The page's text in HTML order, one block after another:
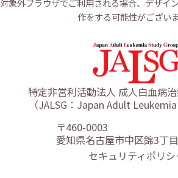
対象外ブラウザでご利用される場合、デザイ
作をする可能性がございま
特定非営利活動法人 成人白血病
（JALSG：Japan Adult
〒460-0003
愛知県名古屋市中区錦3丁
セキュリティポリシ